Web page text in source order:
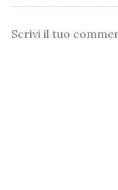
Commento